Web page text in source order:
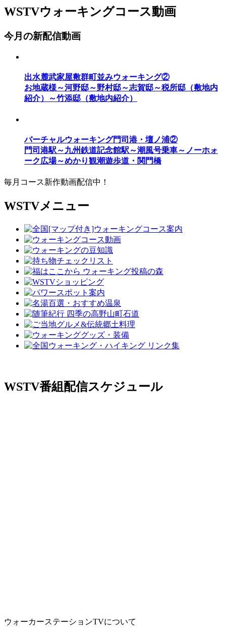
WSTVウォーキングコース動画
今月の新配信動画
出水麓武家屋敷群町並みウォーキング②
お地蔵様～河野邸～野村邸～志賀邸～税所邸（敷地内
紹介）～竹添邸（敷地内紹介）
バーチャルウォーキング門司港・壇ノ浦②
門司港駅～九州鉄道記念館駅～潮風号乗車～ノーホォ
ーク広場～めかり観潮遊歩道・関門橋
毎月コース新作動画配信中！
WSTVメニュー
WSTV番組配信スケジュール
ウォーカーステーションTVについて